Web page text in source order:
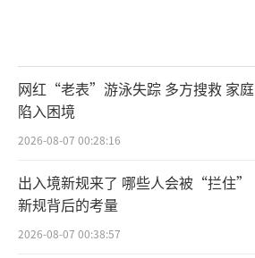
网红“老表”游泳失踪 多方搜救 家庭
陷入困境
2026-08-07 00:28:16
出入境新规来了 哪些人会被“拦住”
新规背后的考量
2026-08-07 00:38:57